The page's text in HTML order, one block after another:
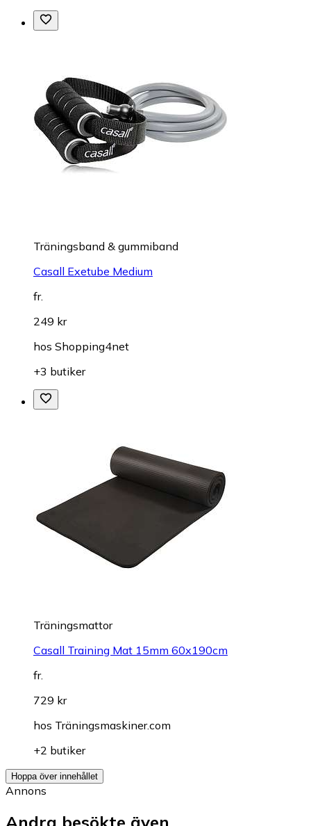
Träningsband & gummiband
Casall Exetube Medium
fr.
249 kr
hos Shopping4net
+3 butiker
Träningsmattor
Casall Training Mat 15mm 60x190cm
fr.
729 kr
hos Träningsmaskiner.com
+2 butiker
Hoppa över innehållet
Annons
Andra besökte även